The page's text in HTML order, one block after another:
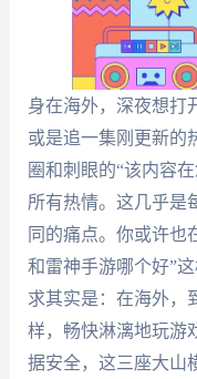
身在海外，深夜想打
或是追一集刚更新的
圈和刺眼的“该内容
所有热情。这几乎是
同的痛点。你或许也
和雷神手游哪个好”
求其实是：在海外，
样，畅快淋漓地玩游
据安全，这三座大山